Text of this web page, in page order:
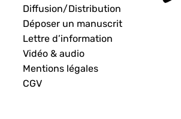
Diffusion/Distribution
Déposer un manuscrit
Lettre d’information
Vidéo & audio
Mentions légales
CGV